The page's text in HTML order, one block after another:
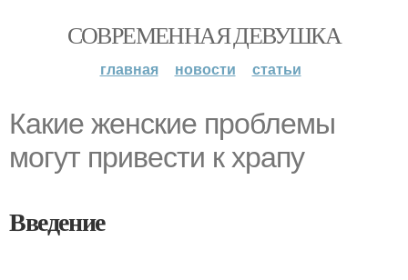
СОВРЕМЕННАЯ ДЕВУШКА
главная новости статьи
Какие женские проблемы
могут привести к храпу
Введение